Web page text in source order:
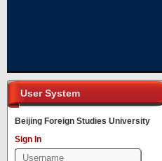
User System
Beijing Foreign Studies University
Sign In